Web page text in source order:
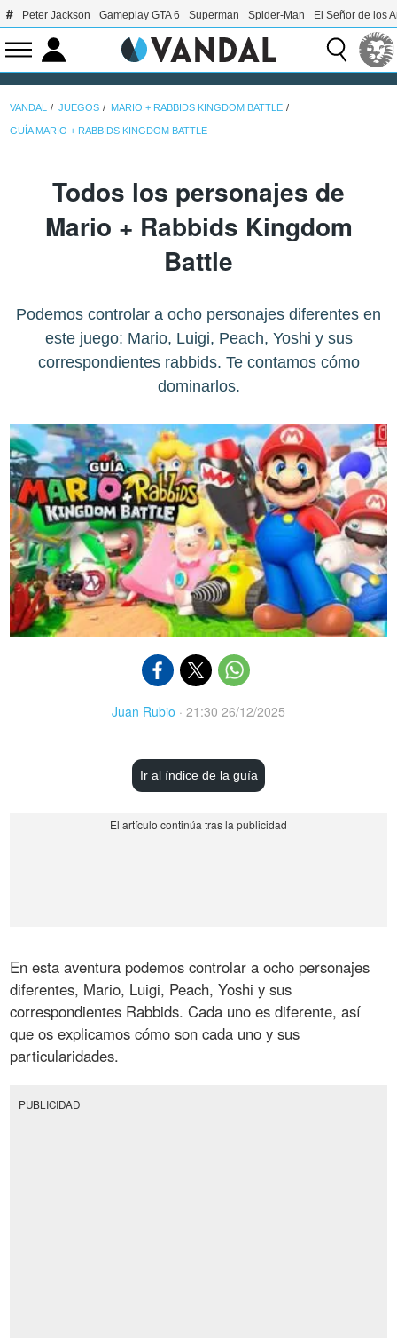
Peter Jackson Gameplay GTA 6 Superman Spider-Man El Señor de los
VANDAL JUEGOS MARIO + RABBIDS KINGDOM BATTLE
GUÍA MARIO + RABBIDS KINGDOM BATTLE
Todos los personajes de
Mario + Rabbids Kingdom
Battle
Podemos controlar a ocho personajes diferentes en
este juego: Mario, Luigi, Peach, Yoshi y sus
correspondientes rabbids. Te contamos cómo
dominarlos.
Juan Rubio · 21:30 26/12/2025
Ir al índice de la guía
En esta aventura podemos controlar a ocho personajes
diferentes, Mario, Luigi, Peach, Yoshi y sus
correspondientes Rabbids. Cada uno es diferente, así
que os explicamos cómo son cada uno y sus
particularidades.
PUBLICIDAD